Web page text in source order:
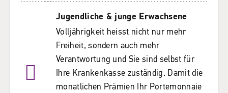
Jugendliche & junge Erwachsene
Volljährigkeit heisst nicht nur mehr
Freiheit, sondern auch mehr
Verantwortung und Sie sind selbst für
Ihre Krankenkasse zuständig. Damit die
monatlichen Prämien Ihr Portemonnaie